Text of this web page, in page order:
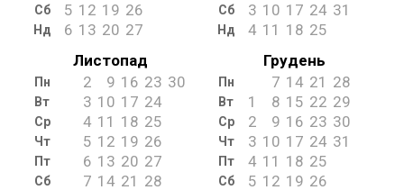
Сб 5 12 19 26
Нд 6 13 20 27
Сб 3 10 17 24 31
Нд 4 11 18 25
Листопад
Пн 2 9 16 23 30
Вт 3 10 17 24
Ср 4 11 18 25
Чт 5 12 19 26
Пт 6 13 20 27
Сб 7 14 21 28
Грудень
Пн 7 14 21 28
Вт 1 8 15 22 29
Ср 2 9 16 23 30
Чт 3 10 17 24 31
Пт 4 11 18 25
Сб 5 12 19 26